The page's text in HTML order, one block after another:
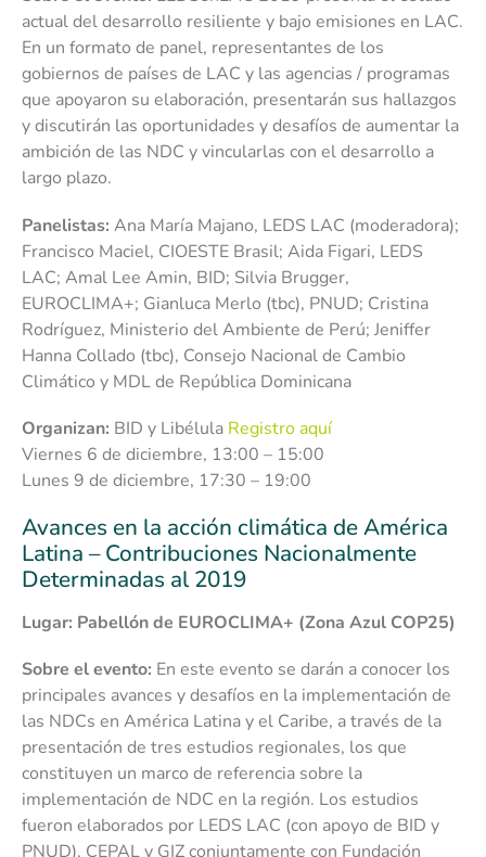
actual del desarrollo resiliente y bajo emisiones en LAC.
En un formato de panel, representantes de los
gobiernos de países de LAC y las agencias / programas
que apoyaron su elaboración, presentarán sus hallazgos
y discutirán las oportunidades y desafíos de aumentar la
ambición de las NDC y vincularlas con el desarrollo a
largo plazo.
Panelistas: Ana María Majano, LEDS LAC (moderadora);
Francisco Maciel, CIOESTE Brasil; Aida Figari, LEDS
LAC; Amal Lee Amin, BID; Silvia Brugger,
EUROCLIMA+; Gianluca Merlo (tbc), PNUD; Cristina
Rodríguez, Ministerio del Ambiente de Perú; Jeniffer
Hanna Collado (tbc), Consejo Nacional de Cambio
Climático y MDL de República Dominicana
Organizan: BID y Libélula Registro aquí
Viernes 6 de diciembre, 13:00 – 15:00
Lunes 9 de diciembre, 17:30 – 19:00
Avances en la acción climática de América
Latina – Contribuciones Nacionalmente
Determinadas al 2019
Lugar: Pabellón de EUROCLIMA+ (Zona Azul COP25)
Sobre el evento: En este evento se darán a conocer los
principales avances y desafíos en la implementación de
las NDCs en América Latina y el Caribe, a través de la
presentación de tres estudios regionales, los que
constituyen un marco de referencia sobre la
implementación de NDC en la región. Los estudios
fueron elaborados por LEDS LAC (con apoyo de BID y
PNUD), CEPAL y GIZ conjuntamente con Fundación